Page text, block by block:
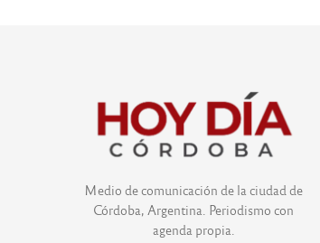
Medio de comunicación de la ciudad de
Córdoba, Argentina. Periodismo con
agenda propia.